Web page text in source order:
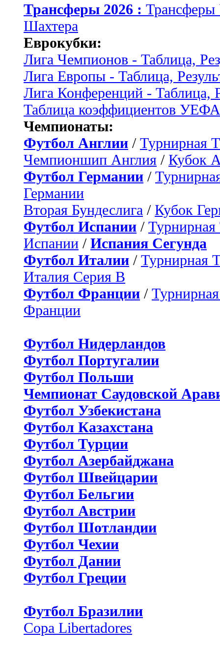
Трансферы 2026 :
Шахтера
Еврокубки:
Лига Чемпионов - Таблица,
Лига Европы - Таблица,
Лига Конференций - Таблица,
Таблица коэффициентов УЕФА
Чемпионаты:
Футбол Англии / Турнирная
Чемпионшип Англия / Кубок
Футбол Германии /
Германии
Вторая Бундеслига / Кубок
Футбол Испании / Турнирная
Испании / Испания Сегунда
Футбол Италии / Турнирная
Италия Серия B
Футбол Франции /
Франции
Футбол Нидерландов
Футбол Португалии
Футбол Польши
Чемпионат Саудовской
Футбол Узбекистана
Футбол Казахстана
Футбол Турции
Футбол Азербайджана
Футбол Швейцарии
Футбол Бельгии
Футбол Австрии
Футбол Шотландии
Футбол Чехии
Футбол Дании
Футбол Греции
Футбол Бразилии
Copa Libertadores